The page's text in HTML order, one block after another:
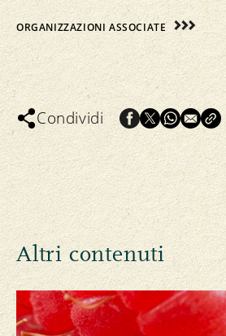
ORGANIZZAZIONI ASSOCIATE
Condividi
Altri contenuti